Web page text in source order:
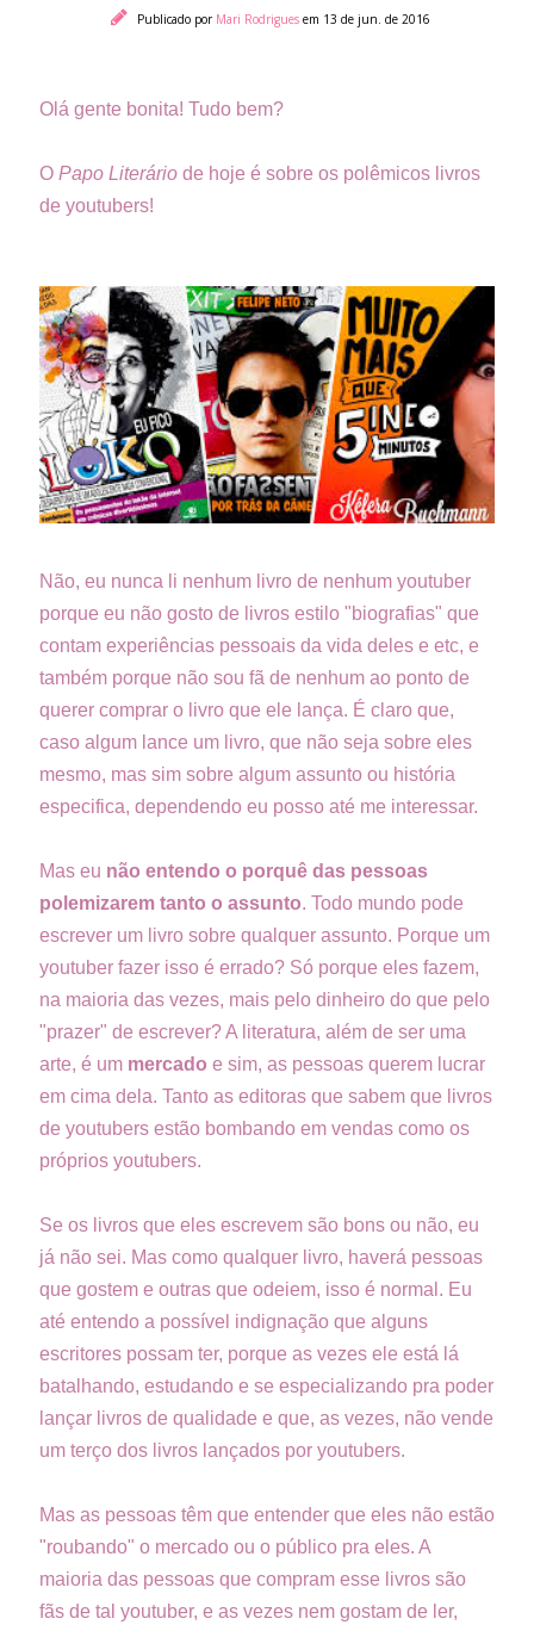
Publicado por Mari Rodrigues em 13 de jun. de 2016
Olá gente bonita! Tudo bem?
O Papo Literário de hoje é sobre os polêmicos livros
de youtubers!
Não, eu nunca li nenhum livro de nenhum youtuber
porque eu não gosto de livros estilo "biografias" que
contam experiências pessoais da vida deles e etc, e
também porque não sou fã de nenhum ao ponto de
querer comprar o livro que ele lança. É claro que,
caso algum lance um livro, que não seja sobre eles
mesmo, mas sim sobre algum assunto ou história
especifica, dependendo eu posso até me interessar.
Mas eu não entendo o porquê das pessoas
polemizarem tanto o assunto. Todo mundo pode
escrever um livro sobre qualquer assunto. Porque um
youtuber fazer isso é errado? Só porque eles fazem,
na maioria das vezes, mais pelo dinheiro do que pelo
"prazer" de escrever? A literatura, além de ser uma
arte, é um mercado e sim, as pessoas querem lucrar
em cima dela. Tanto as editoras que sabem que livros
de youtubers estão bombando em vendas como os
próprios youtubers.
Se os livros que eles escrevem são bons ou não, eu
já não sei. Mas como qualquer livro, haverá pessoas
que gostem e outras que odeiem, isso é normal. Eu
até entendo a possível indignação que alguns
escritores possam ter, porque as vezes ele está lá
batalhando, estudando e se especializando pra poder
lançar livros de qualidade e que, as vezes, não vende
um terço dos livros lançados por youtubers.
Mas as pessoas têm que entender que eles não estão
"roubando" o mercado ou o público pra eles. A
maioria das pessoas que compram esse livros são
fãs de tal youtuber, e as vezes nem gostam de ler,